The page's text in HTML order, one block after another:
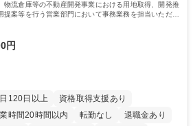
物流倉庫等の不動産開発事業における用地取得、開発推
案等を行う営業部門において事務業務を担当いただき
円
120日以上
資格取得支援あり
時間20時間以内 転勤なし
退職金あり